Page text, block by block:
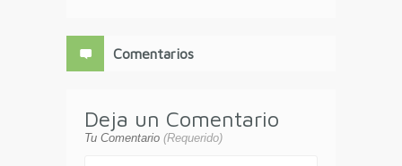
Comentarios
Deja un Comentario
Tu Comentario (Requerido)